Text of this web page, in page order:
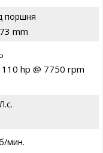
поршня
mm
hp @ 7750 rpm
мин.